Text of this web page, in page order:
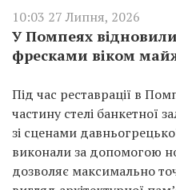
10:03 27 Липня, 2026
У Помпеях
фресками віком
Під час реставрації в
частину стелі банкетної
зі сценами
виконали за допомогою
дозволяє максимально